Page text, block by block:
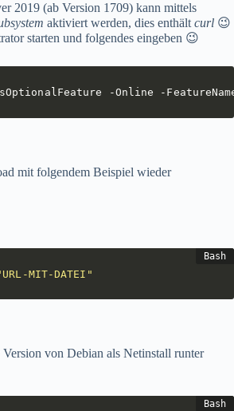
2019 (ab Version 1709) kann mittels
aktiviert werden, dies enthältcurl 😉
starten und folgendes eingeben 😉
-Online -
mit folgendem Beispiel wieder
MIT-DATEI"
von Debian als Netinstall runter